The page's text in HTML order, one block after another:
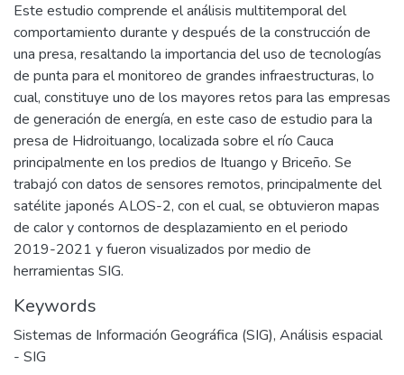
Este estudio comprende el análisis multitemporal del
comportamiento durante y después de la construcción de
una presa, resaltando la importancia del uso de tecnologías
de punta para el monitoreo de grandes infraestructuras, lo
cual, constituye uno de los mayores retos para las empresas
de generación de energía, en este caso de estudio para la
presa de Hidroituango, localizada sobre el río Cauca
principalmente en los predios de Ituango y Briceño. Se
trabajó con datos de sensores remotos, principalmente del
satélite japonés ALOS-2, con el cual, se obtuvieron mapas
de calor y contornos de desplazamiento en el periodo
2019-2021 y fueron visualizados por medio de
herramientas SIG.
Keywords
Sistemas de Información Geográfica (SIG), Análisis espacial
- SIG